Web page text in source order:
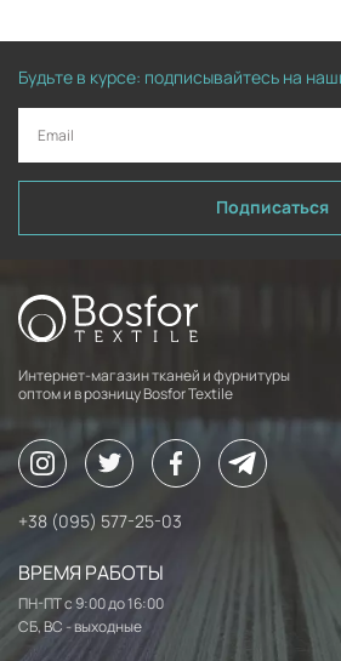
Будьте в курсе: подписывайтесь на
Подписаться
Интернет-магазин тканей и фурнитуры
оптом и в розницу Bosfor Textile
+38 (095) 577-25-03
ВРЕМЯ РАБОТЫ
ПН-ПТ с 9:00 до 16:00
СБ, ВС - выходные